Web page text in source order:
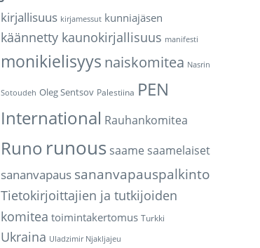
kirjallisuus kirjamessut kunniajäsen
käännetty kaunokirjallisuus manifesti
monikielisyys naiskomitea Nasrin
Sotoudeh Oleg Sentsov Palestiina PEN
International Rauhankomitea
Runo runous saame saamelaiset
sananvapaus sananvapauspalkinto
Tietokirjoittajien ja tutkijoiden
komitea toimintakertomus Turkki
Ukraina Uladzimir Njakljajeu